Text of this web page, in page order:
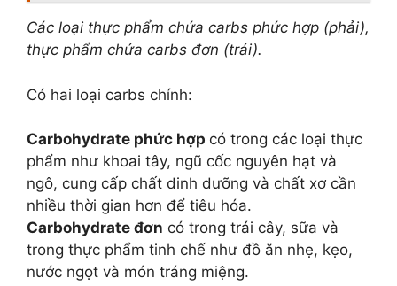
Các loại thực phẩm chứa carbs phức hợp (phải),
thực phẩm chứa carbs đơn (trái).
Có hai loại carbs chính:
Carbohydrate phức hợp có trong các loại thực
phẩm như khoai tây, ngũ cốc nguyên hạt và
ngô, cung cấp chất dinh dưỡng và chất xơ cần
nhiều thời gian hơn để tiêu hóa.
Carbohydrate đơn có trong trái cây, sữa và
trong thực phẩm tinh chế như đồ ăn nhẹ, kẹo,
nước ngọt và món tráng miệng.